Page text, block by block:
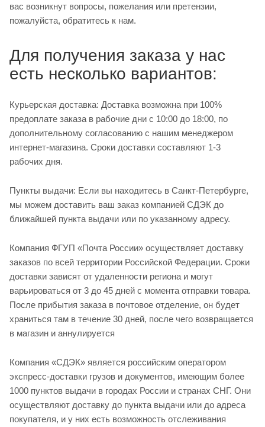
вас возникнут вопросы, пожелания или претензии,
пожалуйста, обратитесь к нам.
Для получения заказа у нас
есть несколько вариантов:
Курьерская доставка: Доставка возможна при 100%
предоплате заказа в рабочие дни с 10:00 до 18:00, по
дополнительному согласованию с нашим менеджером
интернет-магазина. Сроки доставки составляют 1-3
рабочих дня.
Пункты выдачи: Если вы находитесь в Санкт-Петербурге,
мы можем доставить ваш заказ компанией СДЭК до
ближайшей пункта выдачи или по указанному адресу.
Компания ФГУП «Почта России» осуществляет доставку
заказов по всей территории Российской Федерации. Сроки
доставки зависят от удаленности региона и могут
варьироваться от 3 до 45 дней с момента отправки товара.
После прибытия заказа в почтовое отделение, он будет
храниться там в течение 30 дней, после чего возвращается
в магазин и аннулируется
Компания «СДЭК» является российским оператором
экспресс-доставки грузов и документов, имеющим более
1000 пунктов выдачи в городах России и странах СНГ. Они
осуществляют доставку до пункта выдачи или до адреса
покупателя, и у них есть возможность отслеживания